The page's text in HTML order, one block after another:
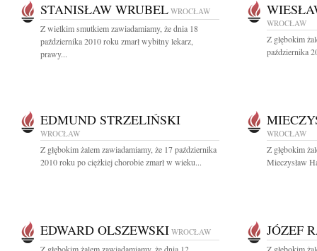
STANISŁAW WRUBEL WROCŁAW
Z wielkim smutkiem zawiadamiamy, że dnia 18
października 2010 roku zmarł wybitny lekarz,
prawy...
WROCŁAW
Z głębokim
października
EDMUND STRZELIŃSKI
WROCŁAW
Z głębokim żalem zawiadamiamy, że 17 października
2010 roku po ciężkiej chorobie zmarł w wieku...
WROCŁAW
Z głębokim
Mieczysław
EDWARD OLSZEWSKI WROCŁAW JÓZEF